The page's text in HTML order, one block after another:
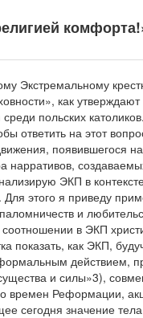
Экстремальному
как
польских
ответить на этот
появившегося
нарративов,
ЭКП в
Для этого я приведу
и
в ЭКП
показать, как ЭКП,
действием,
и силы»3),
времен Реформации,
сегодня значение